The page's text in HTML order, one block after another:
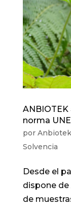
norma
por Anbiotek
Solvencia
Desde el
dispone de
de